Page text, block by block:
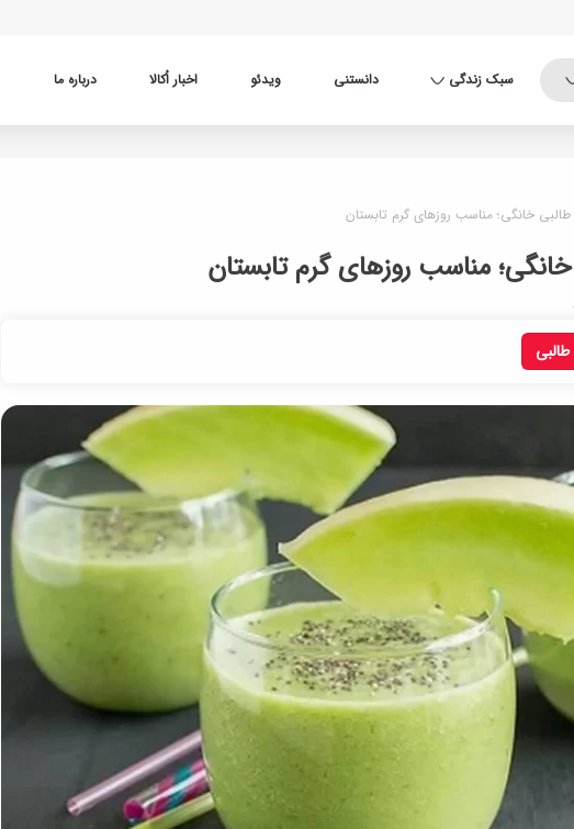
سبک زندگی دانستنی ویدئو اخبار اُکالا درباره ما
طالبی خانگی؛ مناسب روزهای گرم تابستان
طالبی
خانگی؛ مناسب روزهای گرم تابستان